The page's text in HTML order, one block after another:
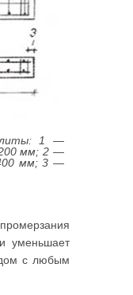
1 —
мм; 2 —
мм; 3 —
уменьшает
с любым